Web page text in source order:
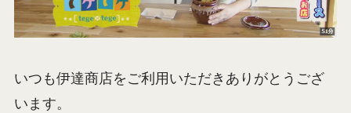
いつも伊達商店をご利用いただきありがとうござ
います。